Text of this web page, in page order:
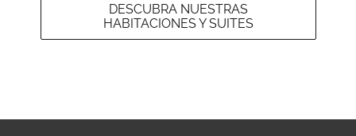
DESCUBRA NUESTRAS
HABITACIONES Y SUITES